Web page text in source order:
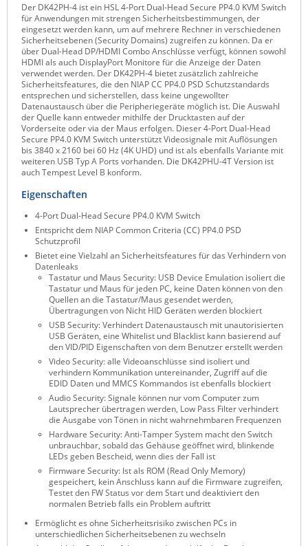
Siretta
SIRIO Antenne
Sunbird
Tactical Software
TEKTELIC
Teltonika
Unwired Networks
Vision
WATTECO
Westermo
Yuasa
ZPE Systems
News zu unseren Herstellern
Der DK42PH-4 ist ein HSL 4-Port Dual-Head Secure PP4.0 KVM Switch
für Anwendungen mit strengen Sicherheitsbestimmungen, der
eingesetzt werden kann, um auf mehrere Rechner in verschiedenen
Sicherheitsebenen (Security Domains) zugreifen zu können. Da er
über Dual-Head DP/HDMI Combo Anschlüsse verfügt, können sowohl
HDMI als auch DisplayPort Monitore für die Anzeige der Daten
verwendet werden. Der DK42PH-4 bietet zusätzlich zahlreiche
Sicherheitsfeatures, die den NIAP CC PP4.0 PSD Schutzstandards
entsprechen und sicherstellen, dass keine ungewollter
Datenaustausch über die Peripheriegeräte möglich ist. Die Auswahl
der Quelle kann entweder mithilfe der Drucktasten auf der
Vorderseite oder via der Maus erfolgen. Dieser 4-Port Dual-Head
Secure PP4.0 KVM Switch unterstützt Videosignale mit Auflösungen
bis 3840 x 2160 bei 60 Hz (4K UHD) und ist als ebenfalls Variante mit
weiteren USB Typ A Ports vorhanden. Die DK42PHU-4T Version ist
auch Tempest Level B konform.
Eigenschaften
4-Port Dual-Head Secure PP4.0 KVM Switch
Entspricht dem NIAP Common Criteria (CC) PP4.0 PSD
Schutzprofil
Bietet eine Vielzahl an Sicherheitsfeatures für das Verhindern von
Datenleaks
Tastatur und Maus Security: USB Device Emulation isoliert die
Tastatur und Maus für jeden PC, keine Daten können von den
Quellen an die Tastatur/Maus gesendet werden,
Übertragungen von Nicht HID Geräten werden blockiert
USB Security: Verhindert Datenaustausch mit unautorisierten
USB Geräten, eine Whitelist und Blacklist kann basierend auf
den VID/PID Eigenschaften von dem Benutzer erstellt werden
Video Security: alle Videoanschlüsse sind isoliert und
verhindern Kommunikation untereinander, Zugriff auf die
EDID Daten und MMCS Kommandos ist ebenfalls blockiert
Audio Security: Signale können nur vom Computer zum
Lautsprecher übertragen werden, Low Pass Filter verhindert
die Ausgabe von Tönen in nicht wahrnehmbaren Frequenzen
Hardware Security: Anti-Tamper System macht den Switch
unbrauchbar, sobald das Gehäuse geöffnet wird, blinkende
LEDs geben Bescheid, wenn dies der Fall ist
Firmware Security: Ist als ROM (Read Only Memory)
gespeichert, kein Anschluss kann auf die Firmware zugreifen,
Testet den FW Status vor dem Start und deaktiviert den
normalen Betrieb falls ein Problem auftritt
Ermöglicht es ohne Sicherheitsrisiko zwischen PCs in
unterschiedlichen Sicherheitsebenen zu wechseln